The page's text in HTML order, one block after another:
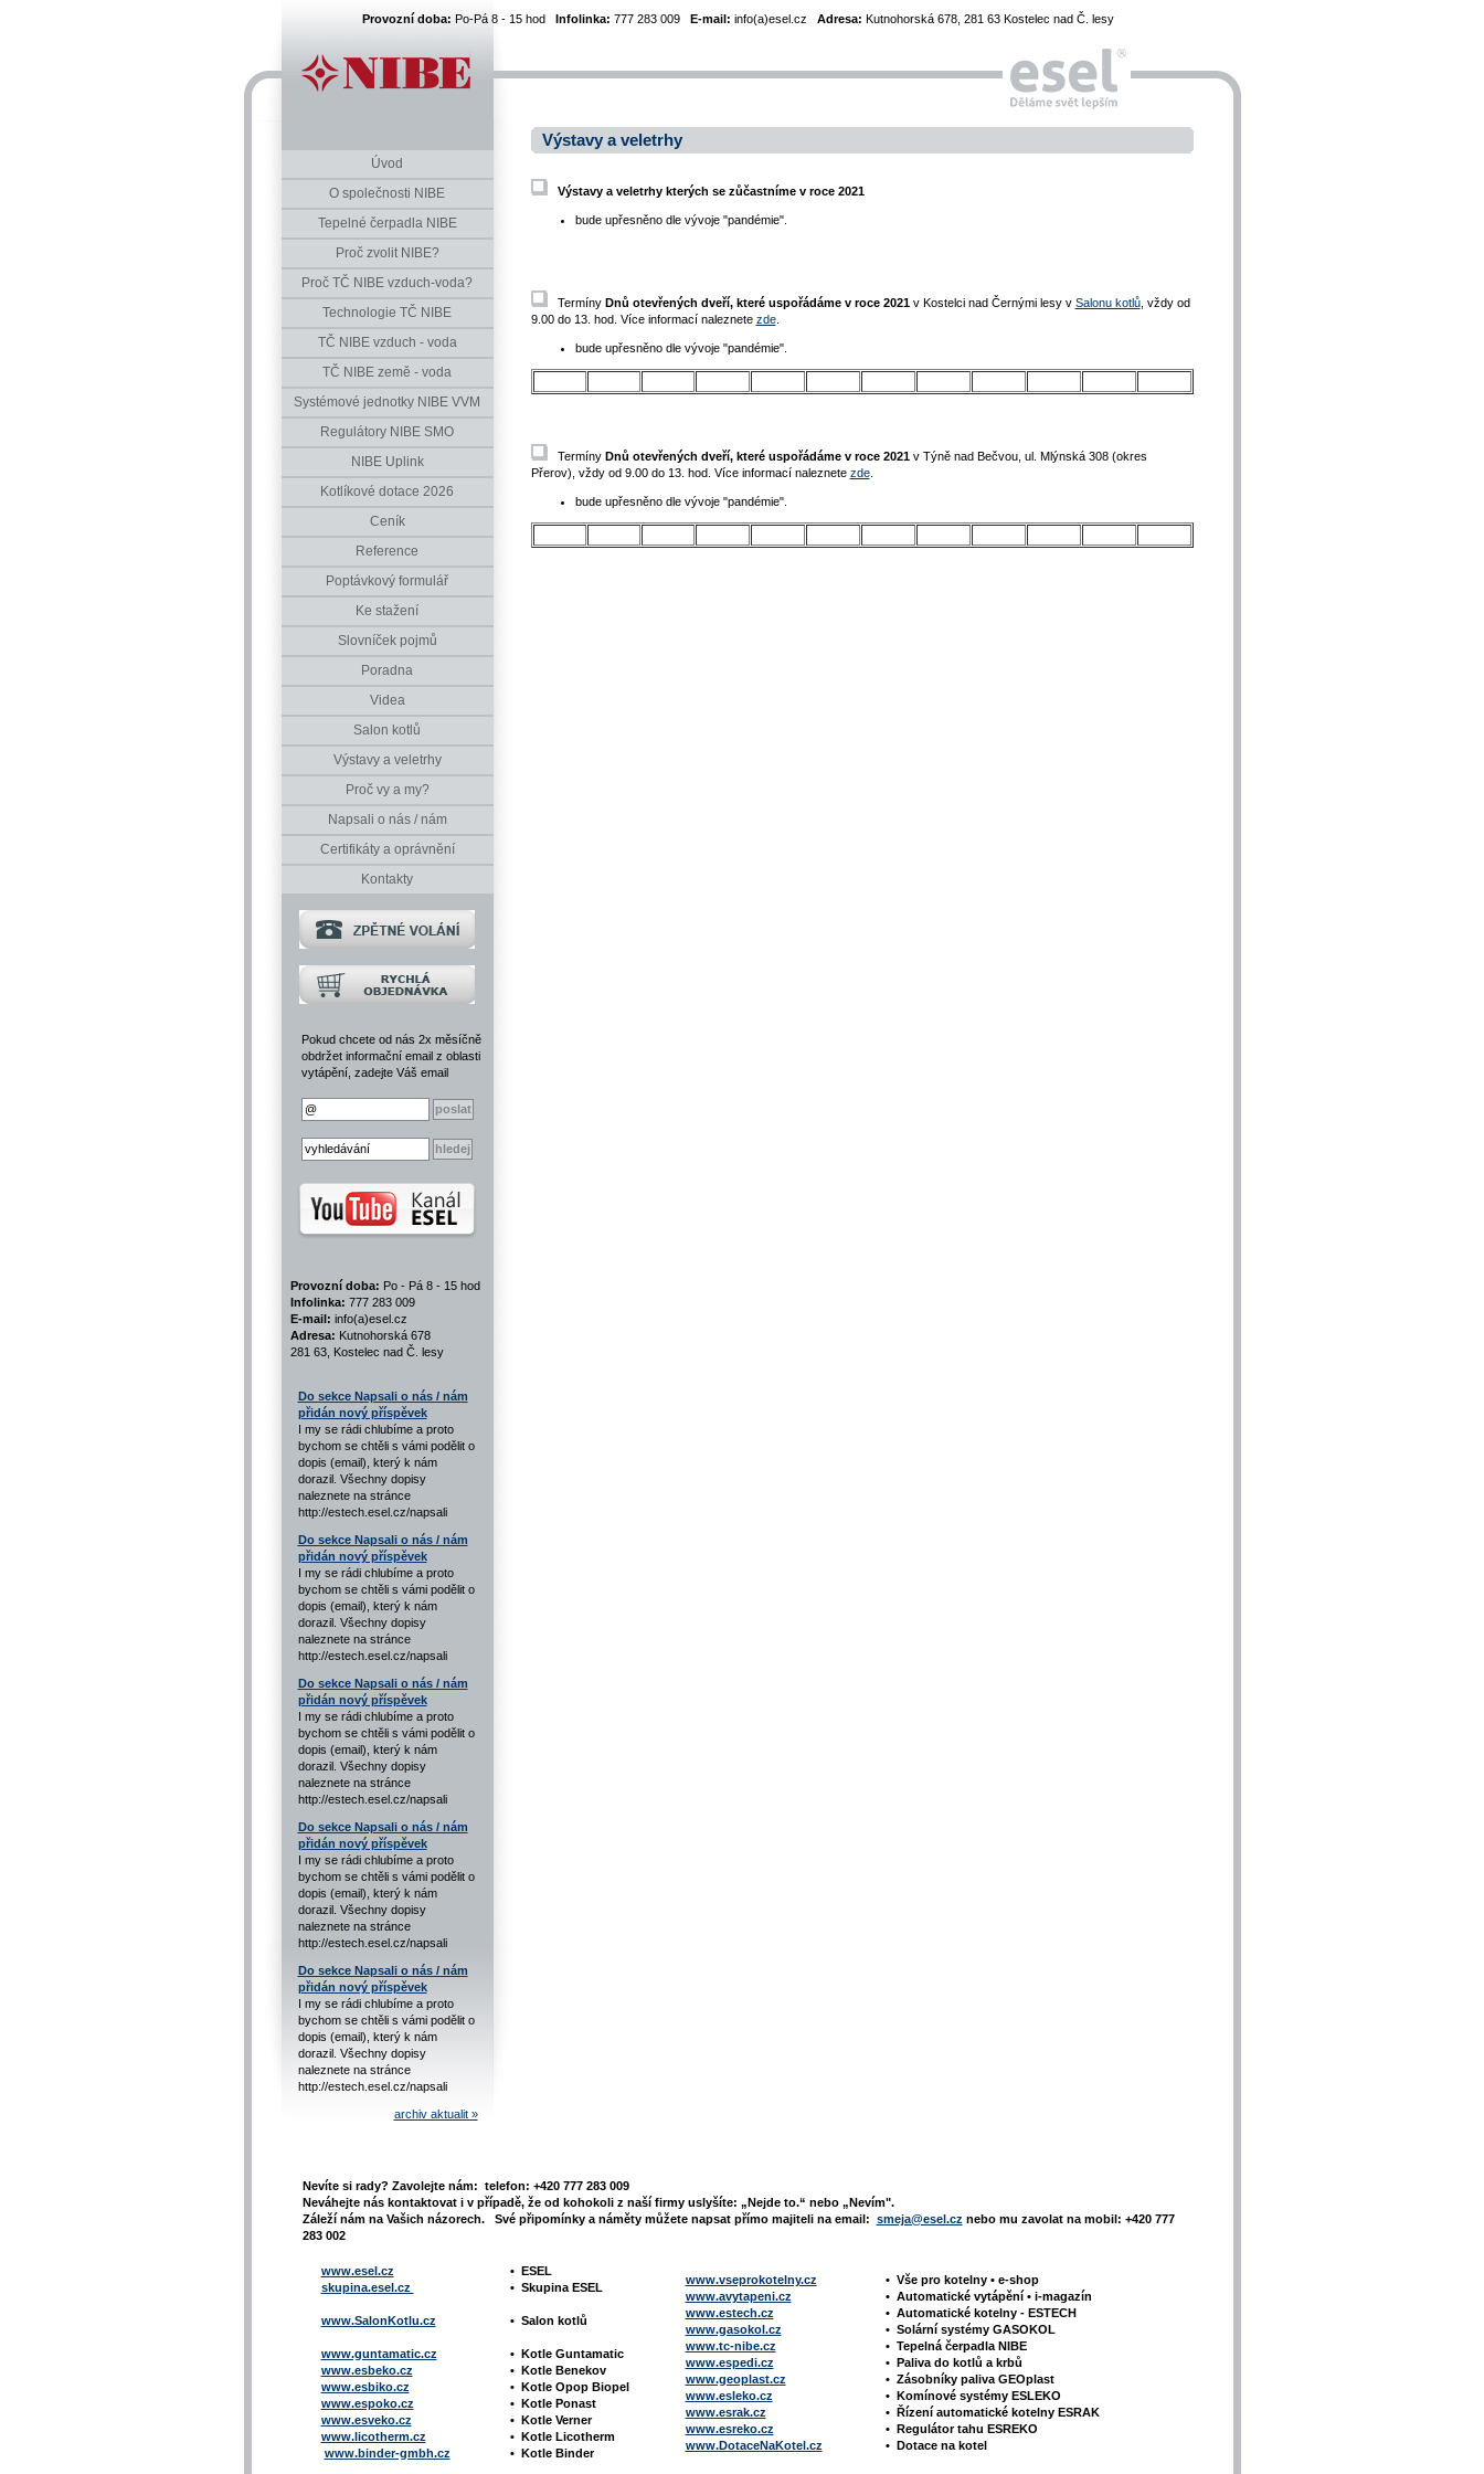
Provozní doba: Po-Pá 8 - 15 hod Infolinka: 777 283 009 E-mail: info(a)esel.cz Adresa: Kutnohorská 678, 281 63 Kostelec nad Č. lesy
Úvod
O společnosti NIBE
Tepelné čerpadla NIBE
Proč zvolit NIBE?
Proč TČ NIBE vzduch-voda?
Technologie TČ NIBE
TČ NIBE vzduch - voda
TČ NIBE země - voda
Systémové jednotky NIBE VVM
Regulátory NIBE SMO
NIBE Uplink
Kotlíkové dotace 2026
Ceník
Reference
Poptávkový formulář
Ke stažení
Slovníček pojmů
Poradna
Videa
Salon kotlů
Výstavy a veletrhy
Proč vy a my?
Napsali o nás / nám
Certifikáty a oprávnění
Kontakty
Pokud chcete od nás 2x měsíčně
obdržet informační email z oblasti
vytápění, zadejte Váš email
Provozní doba: Po - Pá 8 - 15 hod
Infolinka: 777 283 009
E-mail: info(a)esel.cz
Adresa: Kutnohorská 678
281 63, Kostelec nad Č. lesy
Do sekce Napsali o nás / nám
přidán nový příspěvek
I my se rádi chlubíme a proto
bychom se chtěli s vámi podělit o
dopis (email), který k nám
dorazil. Všechny dopisy
naleznete na stránce
http://estech.esel.cz/napsali
Do sekce Napsali o nás / nám
přidán nový příspěvek
I my se rádi chlubíme a proto
bychom se chtěli s vámi podělit o
dopis (email), který k nám
dorazil. Všechny dopisy
naleznete na stránce
http://estech.esel.cz/napsali
Do sekce Napsali o nás / nám
přidán nový příspěvek
I my se rádi chlubíme a proto
bychom se chtěli s vámi podělit o
dopis (email), který k nám
dorazil. Všechny dopisy
naleznete na stránce
http://estech.esel.cz/napsali
Do sekce Napsali o nás / nám
přidán nový příspěvek
I my se rádi chlubíme a proto
bychom se chtěli s vámi podělit o
dopis (email), který k nám
dorazil. Všechny dopisy
naleznete na stránce
http://estech.esel.cz/napsali
Do sekce Napsali o nás / nám
přidán nový příspěvek
I my se rádi chlubíme a proto
bychom se chtěli s vámi podělit o
dopis (email), který k nám
dorazil. Všechny dopisy
naleznete na stránce
http://estech.esel.cz/napsali
archiv aktualit »
Výstavy a veletrhy
Výstavy a veletrhy kterých se zůčastníme v roce 2021
bude upřesněno dle vývoje "pandémie".
Termíny Dnů otevřených dveří, které uspořádáme v roce 2021 v Kostelci nad Černými lesy v Salonu kotlů, vždy od
9.00 do 13. hod. Více informací naleznete zde.
bude upřesněno dle vývoje "pandémie".
Termíny Dnů otevřených dveří, které uspořádáme v roce 2021 v Týně nad Bečvou, ul. Mlýnská 308 (okres
Přerov), vždy od 9.00 do 13. hod. Více informací naleznete zde.
bude upřesněno dle vývoje "pandémie".
Nevíte si rady? Zavolejte nám: telefon: +420 777 283 009
Neváhejte nás kontaktovat i v případě, že od kohokoli z naší firmy uslyšíte: „Nejde to.“ nebo „Nevím".
Záleží nám na Vašich názorech. Své připomínky a náměty můžete napsat přímo majiteli na email: smeja@esel.cz nebo mu zavolat na mobil: +420 777
283 002
www.esel.cz
skupina.esel.cz
www.SalonKotlu.cz
www.guntamatic.cz
www.esbeko.cz
www.esbiko.cz
www.espoko.cz
www.esveko.cz
www.licotherm.cz
www.binder-gmbh.cz
• ESEL
• Skupina ESEL
• Salon kotlů
• Kotle Guntamatic
• Kotle Benekov
• Kotle Opop Biopel
• Kotle Ponast
• Kotle Verner
• Kotle Licotherm
• Kotle Binder
www.vseprokotelny.cz
www.avytapeni.cz
www.estech.cz
www.gasokol.cz
www.tc-nibe.cz
www.espedi.cz
www.geoplast.cz
www.esleko.cz
www.esrak.cz
www.esreko.cz
www.DotaceNaKotel.cz
• Vše pro kotelny •e-shop
• Automatické vytápění •i-magazín
• Automatické kotelny - ESTECH
• Solární systémy GASOKOL
• Tepelná čerpadla NIBE
• Paliva do kotlů a krbů
• Zásobníky paliva GEOplast
• Komínové systémy ESLEKO
• Řízení automatické kotelny ESRAK
• Regulátor tahu ESREKO
• Dotace na kotel